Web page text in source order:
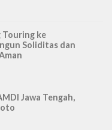
Touring ke
Soliditas dan
Jawa Tengah,